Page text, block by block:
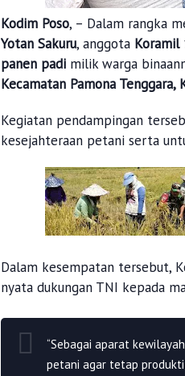
Kodim Poso, – Dalam rangka
Yotan Sakuru, anggota Koramil
panen padi milik warga
Kecamatan Pamona Tenggara,
Kegiatan pendampingan
kesejahteraan petani serta
Dalam kesempatan tersebut,
nyata dukungan TNI kepada
“Sebagai aparat
petani agar tetap